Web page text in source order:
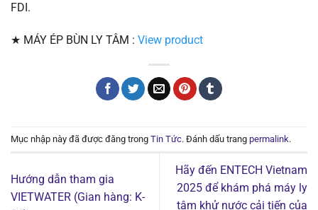
FDI.
★ MÁY ÉP BÙN LY TÂM : View product
Mục nhập này đã được đăng trong Tin Tức. Đánh dấu trang permalink.
Hướng dẫn tham gia
VIETWATER (Gian hàng: K-
Hãy đến ENTECH Vietnam
2025 để khám phá máy ly
tâm khử nước cải tiến của